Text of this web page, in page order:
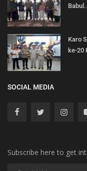
Karo
ke-20
SOCIAL MEDIA
Subscribe here to get